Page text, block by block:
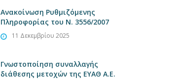
Ανακοίνωση Ρυθμιζόμενης
Πληροφορίας του Ν. 3556/2007
11 Δεκεμβρίου 2025
Γνωστοποίηση συναλλαγής
διάθεσης μετοχών της ΕΥΑΘ Α.Ε.